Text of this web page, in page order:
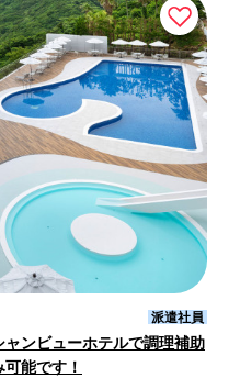
派遣社員
ャンビューホテルで調理補助
能です！